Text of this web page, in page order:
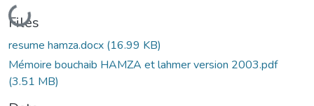
Loading...
Files
resume hamza.docx (16.99 KB)
Mémoire bouchaib HAMZA et lahmer version 2003.pdf
(3.51 MB)